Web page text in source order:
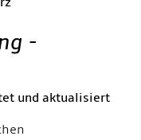
-
und aktualisiert